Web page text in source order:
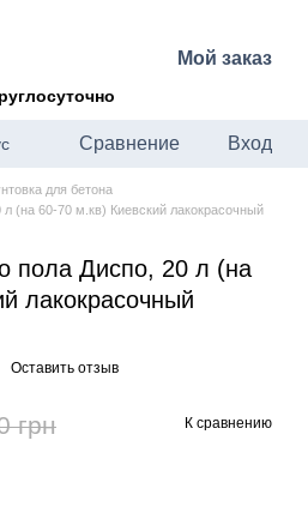
Мой заказ
Сравнение Вход
для бетона
л (на 60-70 м.кв) Киевский лакокрасочный
пола Диспо, 20 л (на
лакокрасочный
Оставить отзыв
грн К сравнению